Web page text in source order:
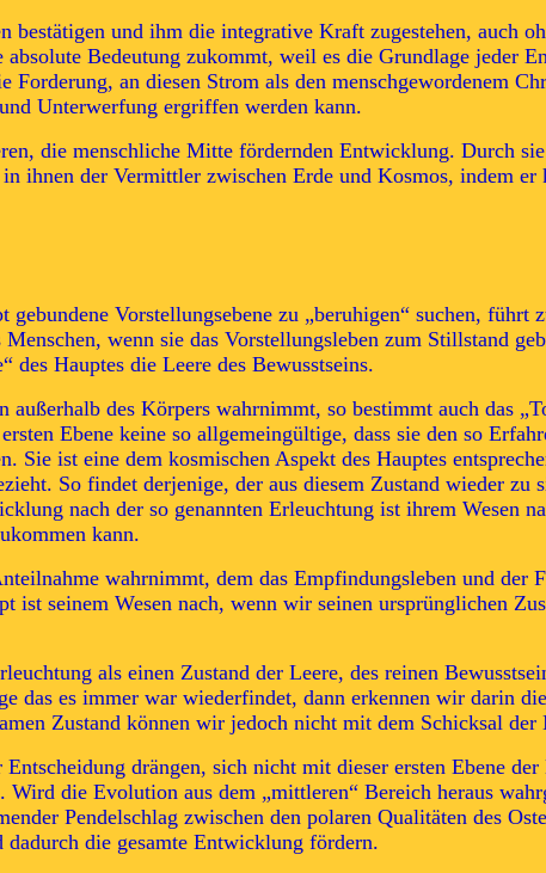
und ihm die integrative Kraft zugestehen, auch
Bedeutung zukommt, weil es die Grundlage jeder
an diesen Strom als den menschgewordenem
Unterwerfung ergriffen werden kann.
die menschliche Mitte fördernden Entwicklung. Durch
ihnen der Vermittler zwischen Erde und Kosmos, indem
Vorstellungsebene zu „beruhigen“ suchen,
wenn sie das Vorstellungsleben zum Stillstand
Hauptes die Leere des Bewusstseins.
des Körpers wahrnimmt, so bestimmt auch das
Ebene keine so allgemeingültige, dass sie den so
Sie ist eine dem kosmischen Aspekt des Hauptes
So findet derjenige, der aus diesem Zustand wieder zu
nach der so genannten Erleuchtung ist ihrem Wesen
kann.
wahrnimmt, dem das Empfindungsleben und der
ist seinem Wesen nach, wenn wir seinen ursprünglichen
als einen Zustand der Leere, des reinen
das es immer war wiederfindet, dann erkennen wir darin
Zustand können wir jedoch nicht mit dem Schicksal
drängen, sich nicht mit dieser ersten Ebene
die Evolution aus dem „mittleren“ Bereich heraus
Pendelschlag zwischen den polaren Qualitäten des
die gesamte Entwicklung fördern.